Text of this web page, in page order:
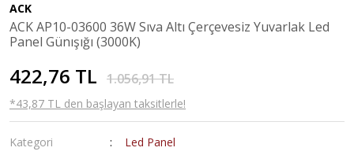
ACK
ACK AP10-03600 36W Sıva Altı Çerçevesiz Yuvarlak Led
Panel Günışığı (3000K)
422,76 TL 1.056,91 TL
*43,87 TL den başlayan taksitlerle!
Kategori
Led Panel